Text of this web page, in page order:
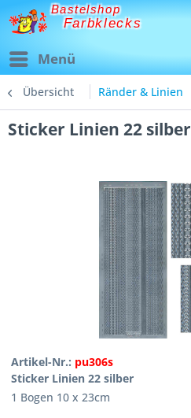
Bastelshop
Farbklecks
Menü
Übersicht Ränder & Linien
Sticker Linien 22 silber
Artikel-Nr.: pu306s
Sticker Linien 22 silber
1 Bogen 10 x 23cm